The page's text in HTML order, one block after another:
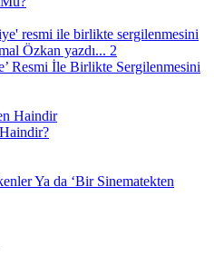
Resmi İle Birlikte Sergilenmesini
Ya da ‘Bir Sinematekten